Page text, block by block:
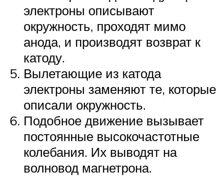
электроны описывают
окружность, проходят мимо
анода, и производят возврат к
катоду.
Вылетающие из катода
электроны заменяют те, которые
описали окружность.
Подобное движение вызывает
постоянные высокочастотные
колебания. Их выводят на
волновод магнетрона.